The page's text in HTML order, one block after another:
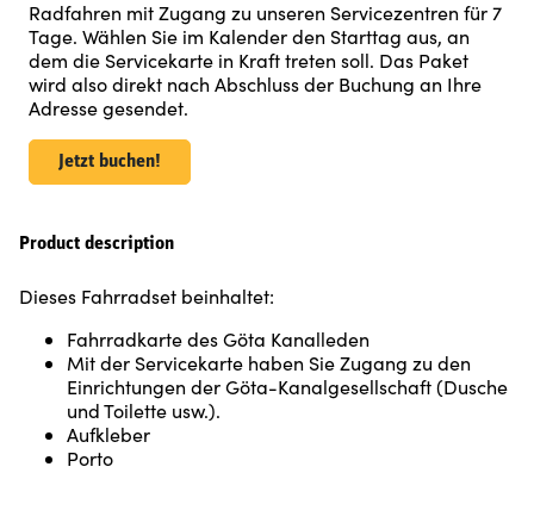
Radfahren mit Zugang zu unseren Servicezentren für 7
Tage. Wählen Sie im Kalender den Starttag aus, an
dem die Servicekarte in Kraft treten soll. Das Paket
wird also direkt nach Abschluss der Buchung an Ihre
Adresse gesendet.
Jetzt buchen!
Product description
Dieses Fahrradset beinhaltet:
Fahrradkarte des Göta Kanalleden
Mit der Servicekarte haben Sie Zugang zu den
Einrichtungen der Göta-Kanalgesellschaft (Dusche
und Toilette usw.).
Aufkleber
Porto